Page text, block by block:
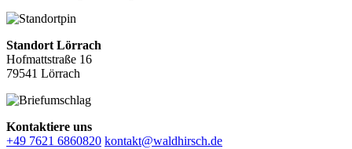
Standort Lörrach
Hofmattstraße 16
79541 Lörrach
Kontaktiere uns
+49 7621 6860820 kontakt@waldhirsch.de